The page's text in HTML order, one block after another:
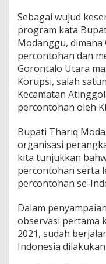
Sebagai wujud
program kata
Modanggu,
percontohan dan
Gorontalo Utara
Korupsi, salah
Kecamatan
percontohan oleh
Bupati Thariq
organisasi
kita tunjukkan
percontohan serta
percontohan se-
Dalam
observasi pertama
2021, sudah
Indonesia